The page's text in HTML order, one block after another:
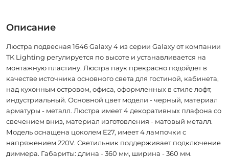
Описание
Люстра подвесная 1646 Galaxy 4 из серии Galaxy от компании
TK Lighting регулируется по высоте и устанавливается на
монтажную пластину. Люстра паук прекрасно подойдет в
качестве источника основного света для гостиной, кабинета,
над кухонным островом, офиса, оформленных в стиле лофт,
индустриальный. Основной цвет модели - черный, материал
арматуры - металл. Люстра имеет 4 декоративных плафона со
свечением вниз, материал изготовления - матовый металл.
Модель оснащена цоколем E27, имеет 4 лампочки с
напряжением 220V. Светильник поддерживает подключение
диммера. Габариты: длина - 360 мм, ширина - 360 мм.